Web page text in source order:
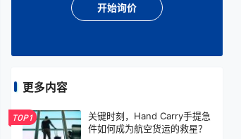
开始询价
更多内容
TOP1
关键时刻，Hand Carry手提急
件如何成为航空货运的救星？